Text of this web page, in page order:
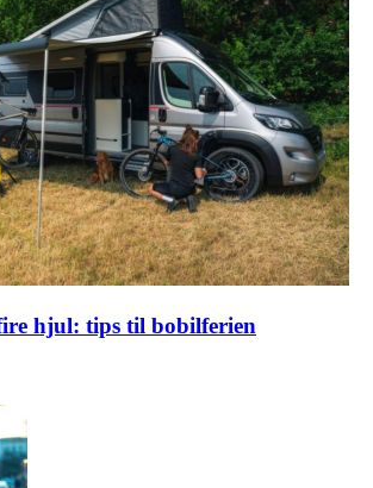
hjul: tips til bobilferien